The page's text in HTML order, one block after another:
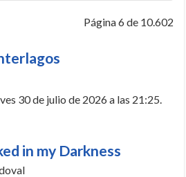
Página 6 de 10.602
30 de julio de 2026 a las 21:25.
in my Darkness